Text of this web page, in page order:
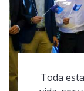
Toda